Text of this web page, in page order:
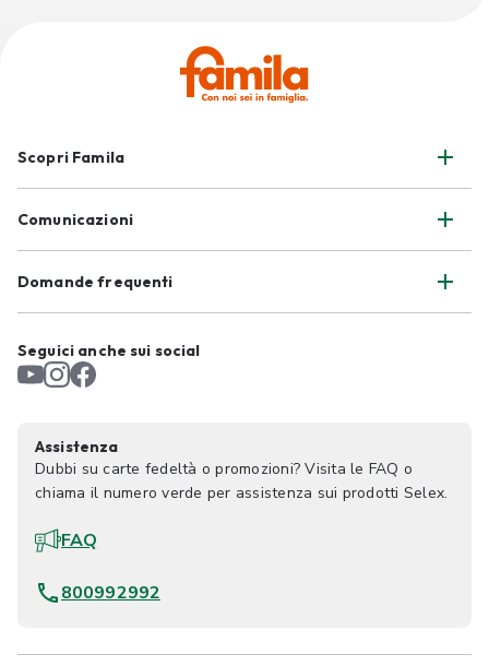
Scopri Famila
Comunicazioni
Domande frequenti
Seguici anche sui social
Assistenza
Dubbi su carte fedeltà o promozioni? Visita le FAQ o
chiama il numero verde per assistenza sui prodotti Selex.
FAQ
800992992